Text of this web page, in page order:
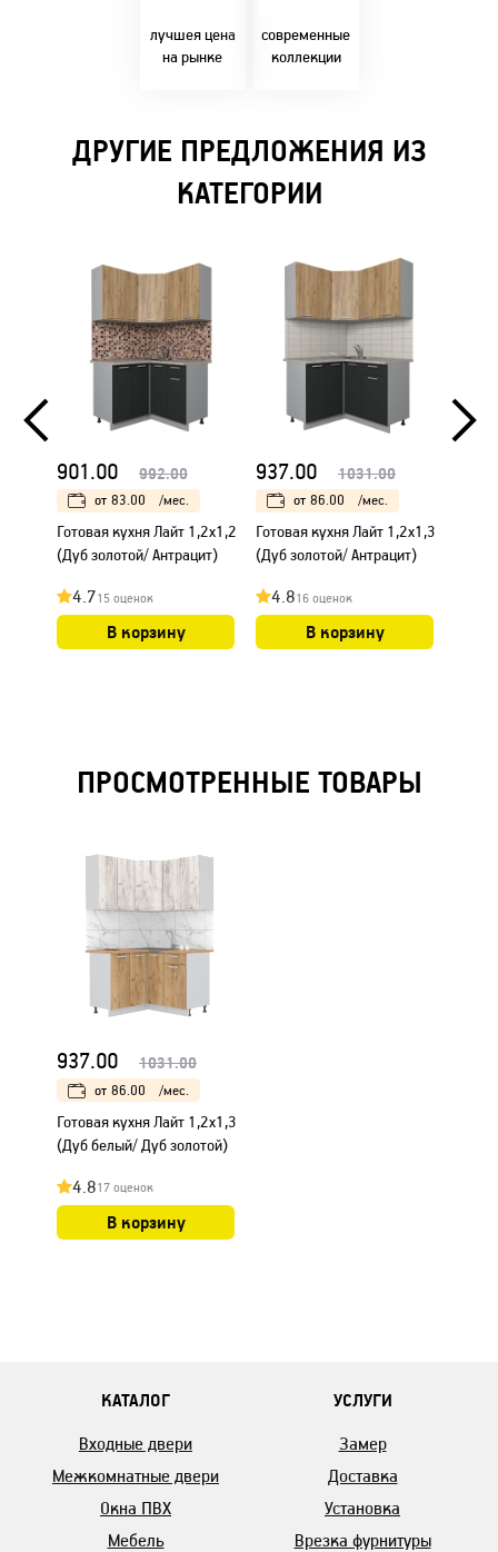
лучшея цена
на рынке
современные
коллекции
решениями!
ДРУГИЕ ПРЕДЛОЖЕНИЯ ИЗ
КАТЕГОРИИ
901.00 992.00
от 83.00 /мес.
Готовая кухня Лайт 1,2x1,2
(Дуб золотой/ Антрацит)
4.715 оценок
В корзину
937.00 1031.00
от 86.00 /мес.
Готовая кухня Лайт 1,2x1,3
(Дуб золотой/ Антрацит)
4.816 оценок
В корзину
ПРОСМОТРЕННЫЕ ТОВАРЫ
937.00 1031.00
от 86.00 /мес.
Готовая кухня Лайт 1,2x1,3
(Дуб белый/ Дуб золотой)
4.817 оценок
В корзину
КАТАЛОГ
Входные двери
Межкомнатные двери
Окна ПВХ
Мебель
УСЛУГИ
Замер
Доставка
Установка
Врезка фурнитуры